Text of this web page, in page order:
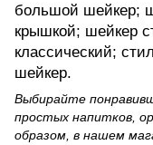
большой шейкер;
крышкой; шейкер
классический;
шейкер.
Выбирайте
простых напитков,
образом, в нашем